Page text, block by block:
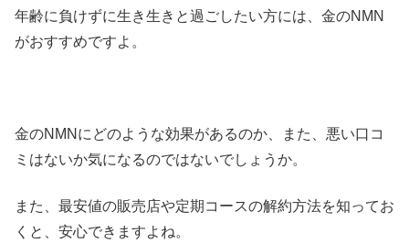
年齢に負けずに生き生きと過ごしたい方には、金のNMN
がおすすめですよ。
金のNMNにどのような効果があるのか、また、悪い口コ
ミはないか気になるのではないでしょうか。
また、最安値の販売店や定期コースの解約方法を知ってお
くと、安心できますよね。